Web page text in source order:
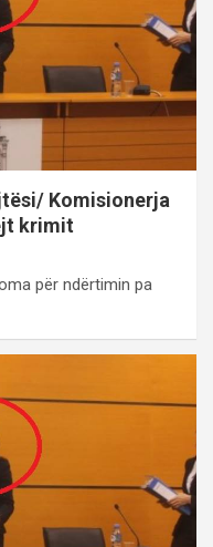
Komisionerja
krimit
për ndërtimin pa